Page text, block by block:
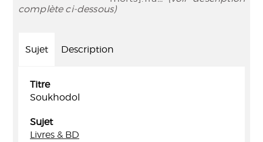
complète ci-dessous)
Sujet Description
Titre
Soukhodol
Sujet
Livres & BD